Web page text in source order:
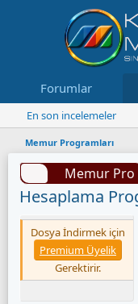
Forumlar
En son incelemeler
Memur Programları
Memur Pro
Hesaplama
Dosya İndirmek için
Premium Üyelik
Gerektirir.